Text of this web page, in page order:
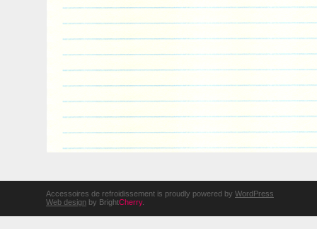
Accessoires de refroidissement is proudly powered by WordPress
Web design by BrightCherry.